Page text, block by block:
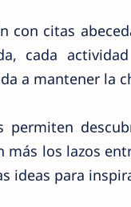
con citas
cada
a mantener la
permiten
más los lazos
ideas para